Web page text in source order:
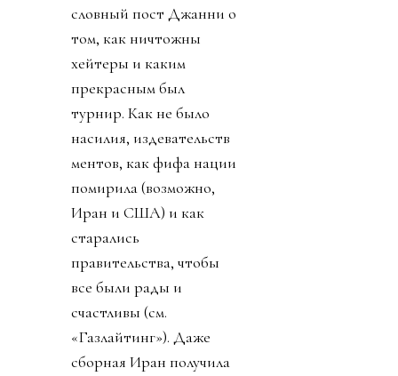
словный пост Джанни о
том, как ничтожны
хейтеры и каким
прекрасным был
турнир. Как не было
насилия, издевательств
ментов, как фифа нации
помирила (возможно,
Иран и США) и как
старались
правительства, чтобы
все были рады и
счастливы (см.
«Газлайтинг»). Даже
сборная Иран получила